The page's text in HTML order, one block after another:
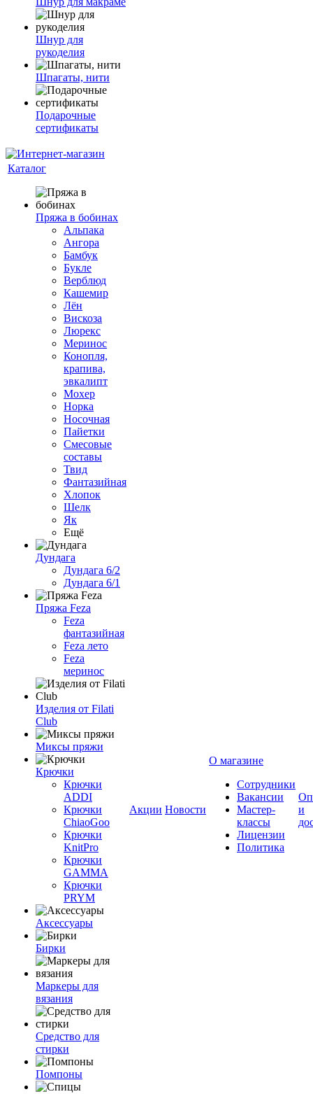
Шнур для
рукоделия
Шпагаты, нити
Подарочные
сертификаты
Каталог
Пряжа в бобинах
Альпака
Ангора
Бамбук
Букле
Верблюд
Кашемир
Лён
Вискоза
Люрекс
Меринос
Конопля,
крапива,
эвкалипт
Мохер
Норка
Носочная
Пайетки
Смесовые
составы
Твид
Фантазийная
Хлопок
Шелк
Як
Ещё
Дундага
Дундага 6/2
Дундага 6/1
Пряжа Feza
Feza
фантазийная
Feza лето
Feza
меринос
Изделия от Filati
Club
Миксы пряжи
Крючки
Крючки
ADDI
Крючки
ChiaoGoo
Крючки
KnitPro
Крючки
GAMMA
Крючки
PRYM
Аксессуары
Бирки
Маркеры для
вязания
Средство для
стирки
Помпоны
Акции Новости
О магазине
Сотрудники
Вакансии
Мастер-
классы
Лицензии
Политика
и